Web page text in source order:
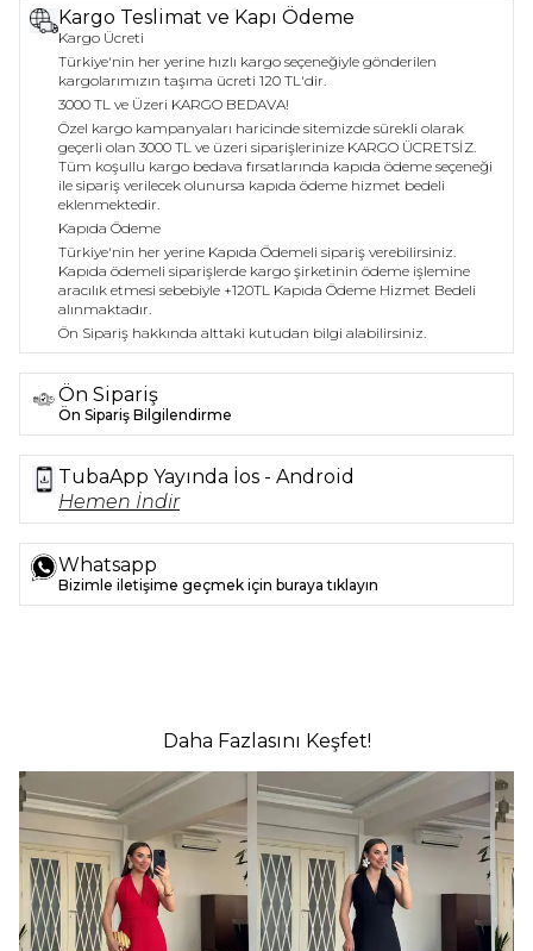
Kargo Teslimat ve Kapı Ödeme
Kargo Ücreti
Türkiye'nin her yerine hızlı kargo seçeneğiyle gönderilen
kargolarımızın taşıma ücreti 120 TL'dir.
3000 TL ve Üzeri KARGO BEDAVA!
Özel kargo kampanyaları haricinde sitemizde sürekli olarak
geçerli olan 3000 TL ve üzeri siparişlerinize KARGO ÜCRETSİZ.
Tüm koşullu kargo bedava fırsatlarında kapıda ödeme seçeneği
ile sipariş verilecek olunursa kapıda ödeme hizmet bedeli
eklenmektedir.
Kapıda Ödeme
Türkiye'nin her yerine Kapıda Ödemeli sipariş verebilirsiniz.
Kapıda ödemeli siparişlerde kargo şirketinin ödeme işlemine
aracılık etmesi sebebiyle +120TL Kapıda Ödeme Hizmet Bedeli
alınmaktadır.
Ön Sipariş hakkında alttaki kutudan bilgi alabilirsiniz.
Ön Sipariş
Ön Sipariş Bilgilendirme
TubaApp Yayında İos - Android
Hemen İndir
Whatsapp
Bizimle iletişime geçmek için buraya tıklayın
Daha Fazlasını Keşfet!